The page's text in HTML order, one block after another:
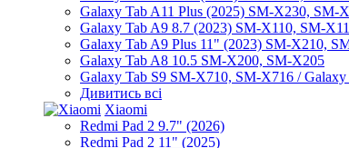
Galaxy Tab A11 Plus (2025) SM-X230, SM-
Galaxy Tab A9 8.7 (2023) SM-X110, SM-
Galaxy Tab A9 Plus 11" (2023) SM-X210,
Galaxy Tab A8 10.5 SM-X200, SM-X205
Galaxy Tab S9 SM-X710, SM-X716 /
Дивитись всі
Xiaomi
Redmi Pad 2 9.7" (2026)
Redmi Pad 2 11" (2025)